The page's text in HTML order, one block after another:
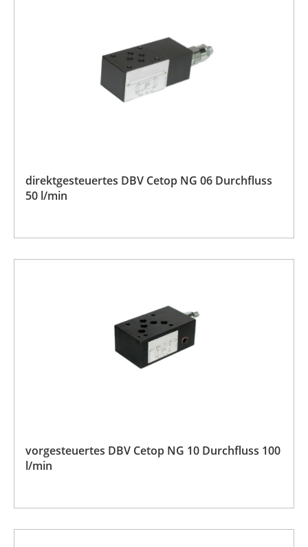
direktgesteuertes DBV Cetop NG 06 Durchfluss
50 l/min
vorgesteuertes DBV Cetop NG 10 Durchfluss 100
l/min